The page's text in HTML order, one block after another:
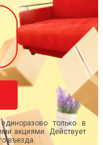
только в
акциями. Действует
въезда.